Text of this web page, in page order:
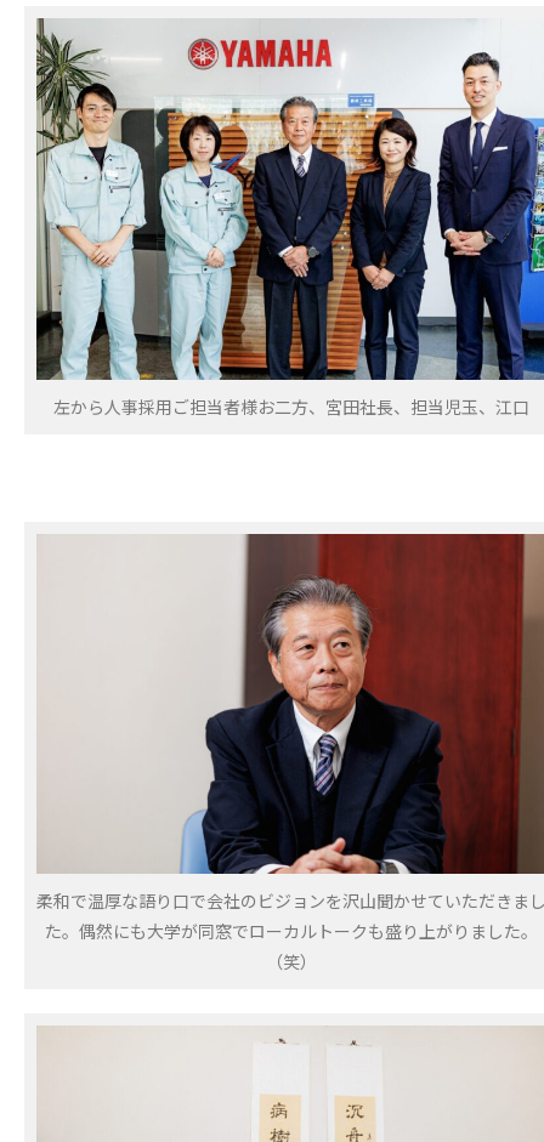
左から人事採用ご担当者様お二方、宮田社長、担当児玉、江口
柔和で温厚な語り口で会社のビジョンを沢山聞かせていただきま
た。偶然にも大学が同窓でローカルトークも盛り上がりました。
（笑）